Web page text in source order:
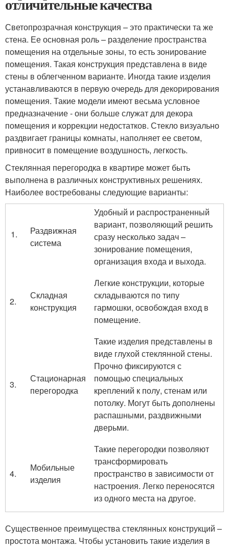
отличительные качества
Светопрозрачная конструкция – это практически та же
стена. Ее основная роль – разделение пространства
помещения на отдельные зоны, то есть зонирование
помещения. Такая конструкция представлена в виде
стены в облегченном варианте. Иногда такие изделия
устанавливаются в первую очередь для декорирования
помещения. Такие модели имеют весьма условное
предназначение - они больше служат для декора
помещения и коррекции недостатков. Стекло визуально
раздвигает границы комнаты, наполняет ее светом,
привносит в помещение воздушность, легкость.
Стеклянная перегородка в квартире может быть
выполнена в различных конструктивных решениях.
Наиболее востребованы следующие варианты:
Раздвижная
система
Удобный и распространенный
вариант, позволяющий решить
сразу несколько задач –
зонирование помещения,
организация входа и выхода.
2.
Складная
конструкция
Легкие конструкции, которые
складываются по типу
гармошки, освобождая вход в
помещение.
3.
Стационарная
перегородка
Такие изделия представлены в
виде глухой стеклянной стены.
Прочно фиксируются с
помощью специальных
креплений к полу, стенам или
потолку. Могут быть дополнены
распашными, раздвижными
дверьми.
4.
Мобильные
изделия
Такие перегородки позволяют
трансформировать
пространство в зависимости от
настроения. Легко переносятся
из одного места на другое.
Существенное преимущества стеклянных конструкций –
простота монтажа. Чтобы установить такие изделия в